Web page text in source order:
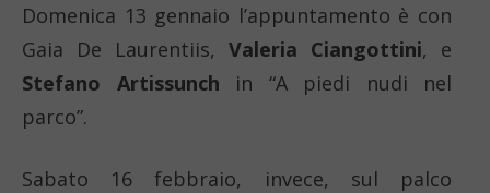
Domenica 13 gennaio l’appuntamento è con
Gaia De Laurentiis, Valeria Ciangottini, e
Stefano Artissunch in “A piedi nudi nel
parco”.
Sabato 16 febbraio, invece, sul palco